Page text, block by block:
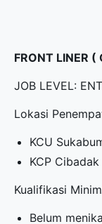
FRONT LINER (
JOB LEVEL:
Lokasi
KCU
KCP Cibadak
Kualifikasi
Belum